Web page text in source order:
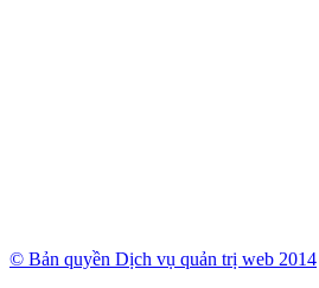
© Bản quyền Dịch vụ quản trị web 2014